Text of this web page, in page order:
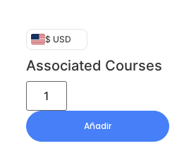
$ USD
Associated Courses
Añadir